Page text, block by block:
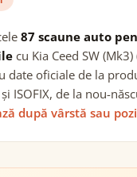
87 scaune auto
cu Kia Ceed SW
date oficiale de la
și ISOFIX, de la nou-
după vârstă sau